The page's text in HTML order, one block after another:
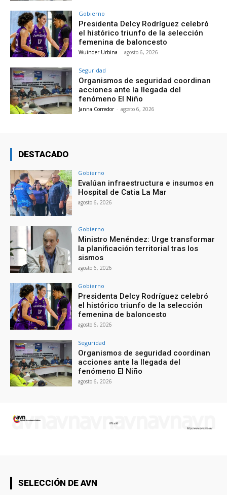
Gobierno
Presidenta Delcy Rodríguez celebró
el histórico triunfo de la selección
femenina de baloncesto
Wuinder Urbina - agosto 6, 2026
Seguridad
Organismos de seguridad coordinan
acciones ante la llegada del
fenómeno El Niño
Janna Corredor - agosto 6, 2026
DESTACADO
Gobierno
Evalúan infraestructura e insumos en
Hospital de Catia La Mar
agosto 6, 2026
Gobierno
Ministro Menéndez: Urge transformar
la planificación territorial tras los
sismos
agosto 6, 2026
Gobierno
Presidenta Delcy Rodríguez celebró
el histórico triunfo de la selección
femenina de baloncesto
agosto 6, 2026
Seguridad
Organismos de seguridad coordinan
acciones ante la llegada del
fenómeno El Niño
agosto 6, 2026
SELECCIÓN DE AVN